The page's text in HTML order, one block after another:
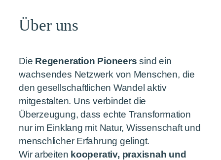
Über uns
Die Regeneration Pioneers sind ein
wachsendes Netzwerk von Menschen, die
den gesellschaftlichen Wandel aktiv
mitgestalten. Uns verbindet die
Überzeugung, dass echte Transformation
nur im Einklang mit Natur, Wissenschaft und
menschlicher Erfahrung gelingt.
Wir arbeiten kooperativ, praxisnah und